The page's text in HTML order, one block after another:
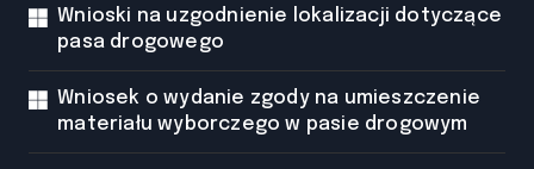
Wnioski na uzgodnienie lokalizacji dotyczące
pasa drogowego
Wniosek o wydanie zgody na umieszczenie
materiału wyborczego w pasie drogowym